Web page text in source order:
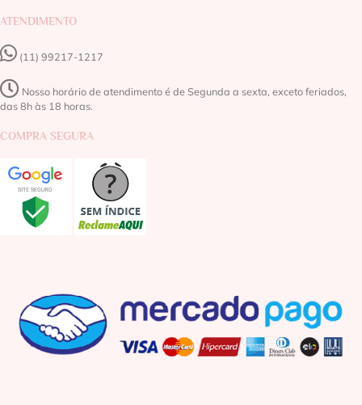
ATENDIMENTO
(11) 99217-1217‬
Nosso horário de atendimento é de Segunda a sexta, exceto feriados,
das 8h às 18 horas.
COMPRA SEGURA